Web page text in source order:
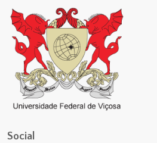
Social